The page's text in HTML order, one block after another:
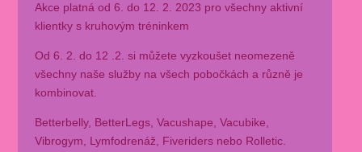
Akce platná od 6. do 12. 2. 2023 pro všechny aktivní
klientky s kruhovým tréninkem
Od 6. 2. do 12 .2. si můžete vyzkoušet neomezeně
všechny naše služby na všech pobočkách a různě je
kombinovat.
Betterbelly, BetterLegs, Vacushape, Vacubike,
Vibrogym, Lymfodrenáž, Fiveriders nebo Rolletic.